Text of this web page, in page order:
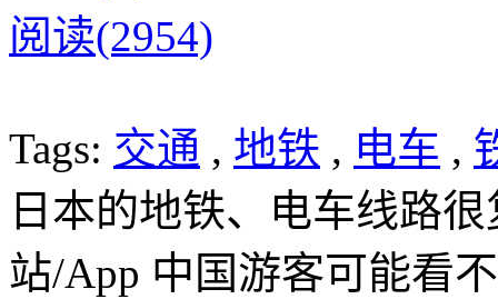
阅读(2954)
Tags: 交通 , 地铁 , 电车 ,
日本的地铁、电车线路
站/App 中国游客可能看